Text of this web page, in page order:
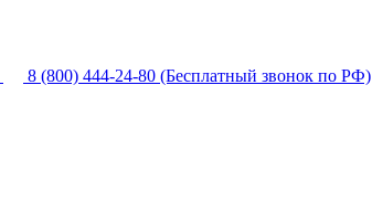
8 (800) 444-24-80 (Бесплатный звонок по РФ)